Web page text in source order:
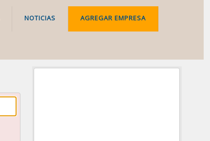
NOTICIAS AGREGAR EMPRESA